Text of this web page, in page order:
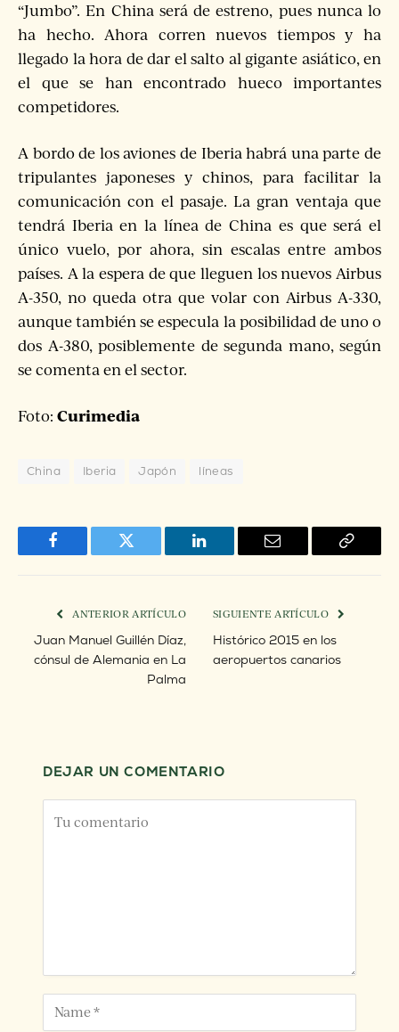
“Jumbo”. En China será de estreno, pues nunca lo
ha hecho. Ahora corren nuevos tiempos y ha
llegado la hora de dar el salto al gigante asiático, en
el que se han encontrado hueco importantes
competidores.
A bordo de los aviones de Iberia habrá una parte de
tripulantes japoneses y chinos, para facilitar la
comunicación con el pasaje. La gran ventaja que
tendrá Iberia en la línea de China es que será el
único vuelo, por ahora, sin escalas entre ambos
países. A la espera de que lleguen los nuevos Airbus
A-350, no queda otra que volar con Airbus A-330,
aunque también se especula la posibilidad de uno o
dos A-380, posiblemente de segunda mano, según
se comenta en el sector.
Foto: Curimedia
China Iberia Japón líneas
Facebook Twitter LinkedIn Email
Copy
ANTERIOR ARTÍCULO
Juan Manuel Guillén Díaz,
cónsul de Alemania en La
Palma
SIGUIENTE ARTÍCULO
Histórico 2015 en los
aeropuertos canarios
DEJAR UN COMENTARIO